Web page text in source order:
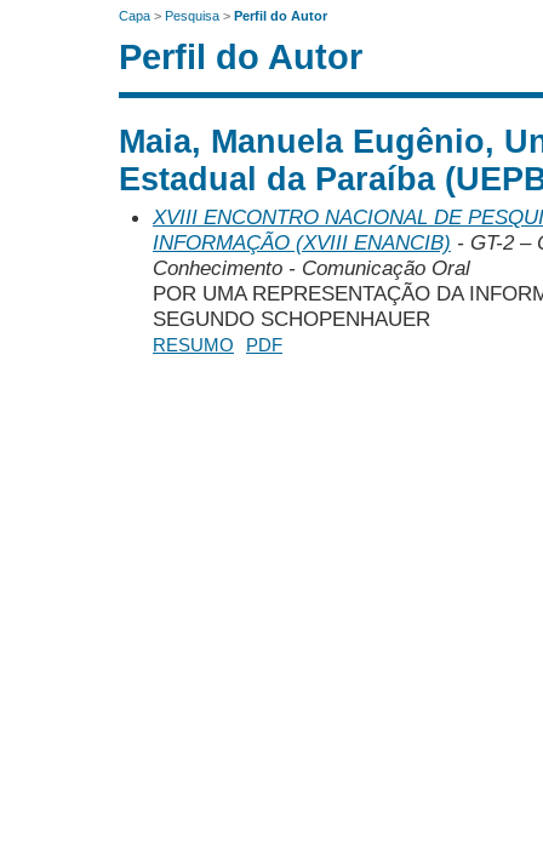
Capa > Pesquisa > Perfil do Autor
Perfil do Autor
Maia, Manuela Eugênio,
Estadual da Paraíba
XVIII ENCONTRO NACIONAL DE
INFORMAÇÃO (XVIII ENANCIB) - GT-2 –
Conhecimento - Comunicação Oral
POR UMA REPRESENTAÇÃO DA
SEGUNDO SCHOPENHAUER
RESUMO PDF